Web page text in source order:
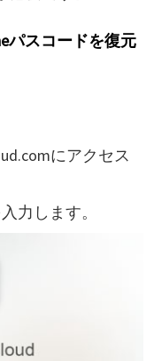
パスコードを復元
にアクセス
力します。